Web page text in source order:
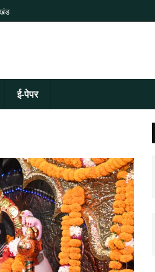
ई-पेपर